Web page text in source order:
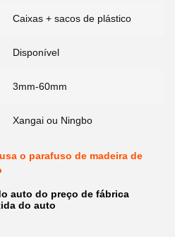
Caixas + sacos de plástico
Disponível
3mm-60mm
Xangai ou Ningbo
o parafuso de madeira de
auto do preço de fábrica
do auto